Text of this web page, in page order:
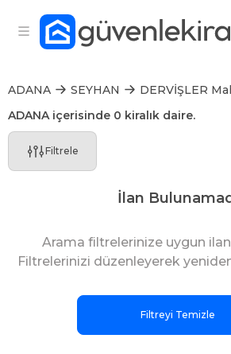
ADANA SEYHAN
DERVİŞLER
ADANA içerisinde 0 kiralık daire.
Filtrele
İlan
Arama filtrelerinize uygun
Filtrelerinizi düzenleyerek
Filtreyi Temizle